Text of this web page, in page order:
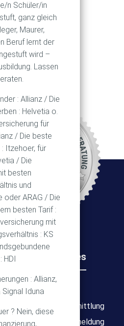
n Schüler/in
ganz gleich
Maurer,
Beruf lernt der
wird –
Lassen
: Allianz / Die
: Helvetia o.
für
/ Die beste
Itzehoer, für
/ Die
besten
und
oder ARAG / Die
besten Tarif :
mit
: KS
HDI
: Allianz,
Iduna
? Nein, diese
Wichtiges
Über mich
Bedarfsermittlung
Schadensmeldung